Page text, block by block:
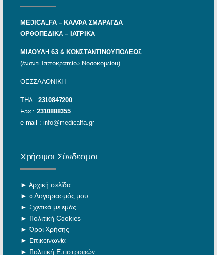
MEDICALFA – KAΛΦΑ ΣΜΑΡΑΓΔΑ
ΟΡΘΟΠΕΔΙΚΑ – ΙΑΤΡΙΚΑ
ΜΙΑΟΥΛΗ 63 & ΚΩΝΣΤΑΝΤΙΝΟΥΠΟΛΕΩΣ
(έναντι Ιπποκρατείου Νοσοκομείου)
ΘΕΣΣΑΛΟΝΙΚΗ
ΤΗΛ : 2310847200
Fax : 2310888355
e-mail : info@medicalfa.gr
Χρήσιμοι Σύνδεσμοι
► Αρχική σελίδα
► ο Λογαριασμός μου
► Σχετικά με εμάς
► Πολιτική Cookies
►Όροι Χρήσης
► Επικοινωνία
► Πολιτική Επιστροφών